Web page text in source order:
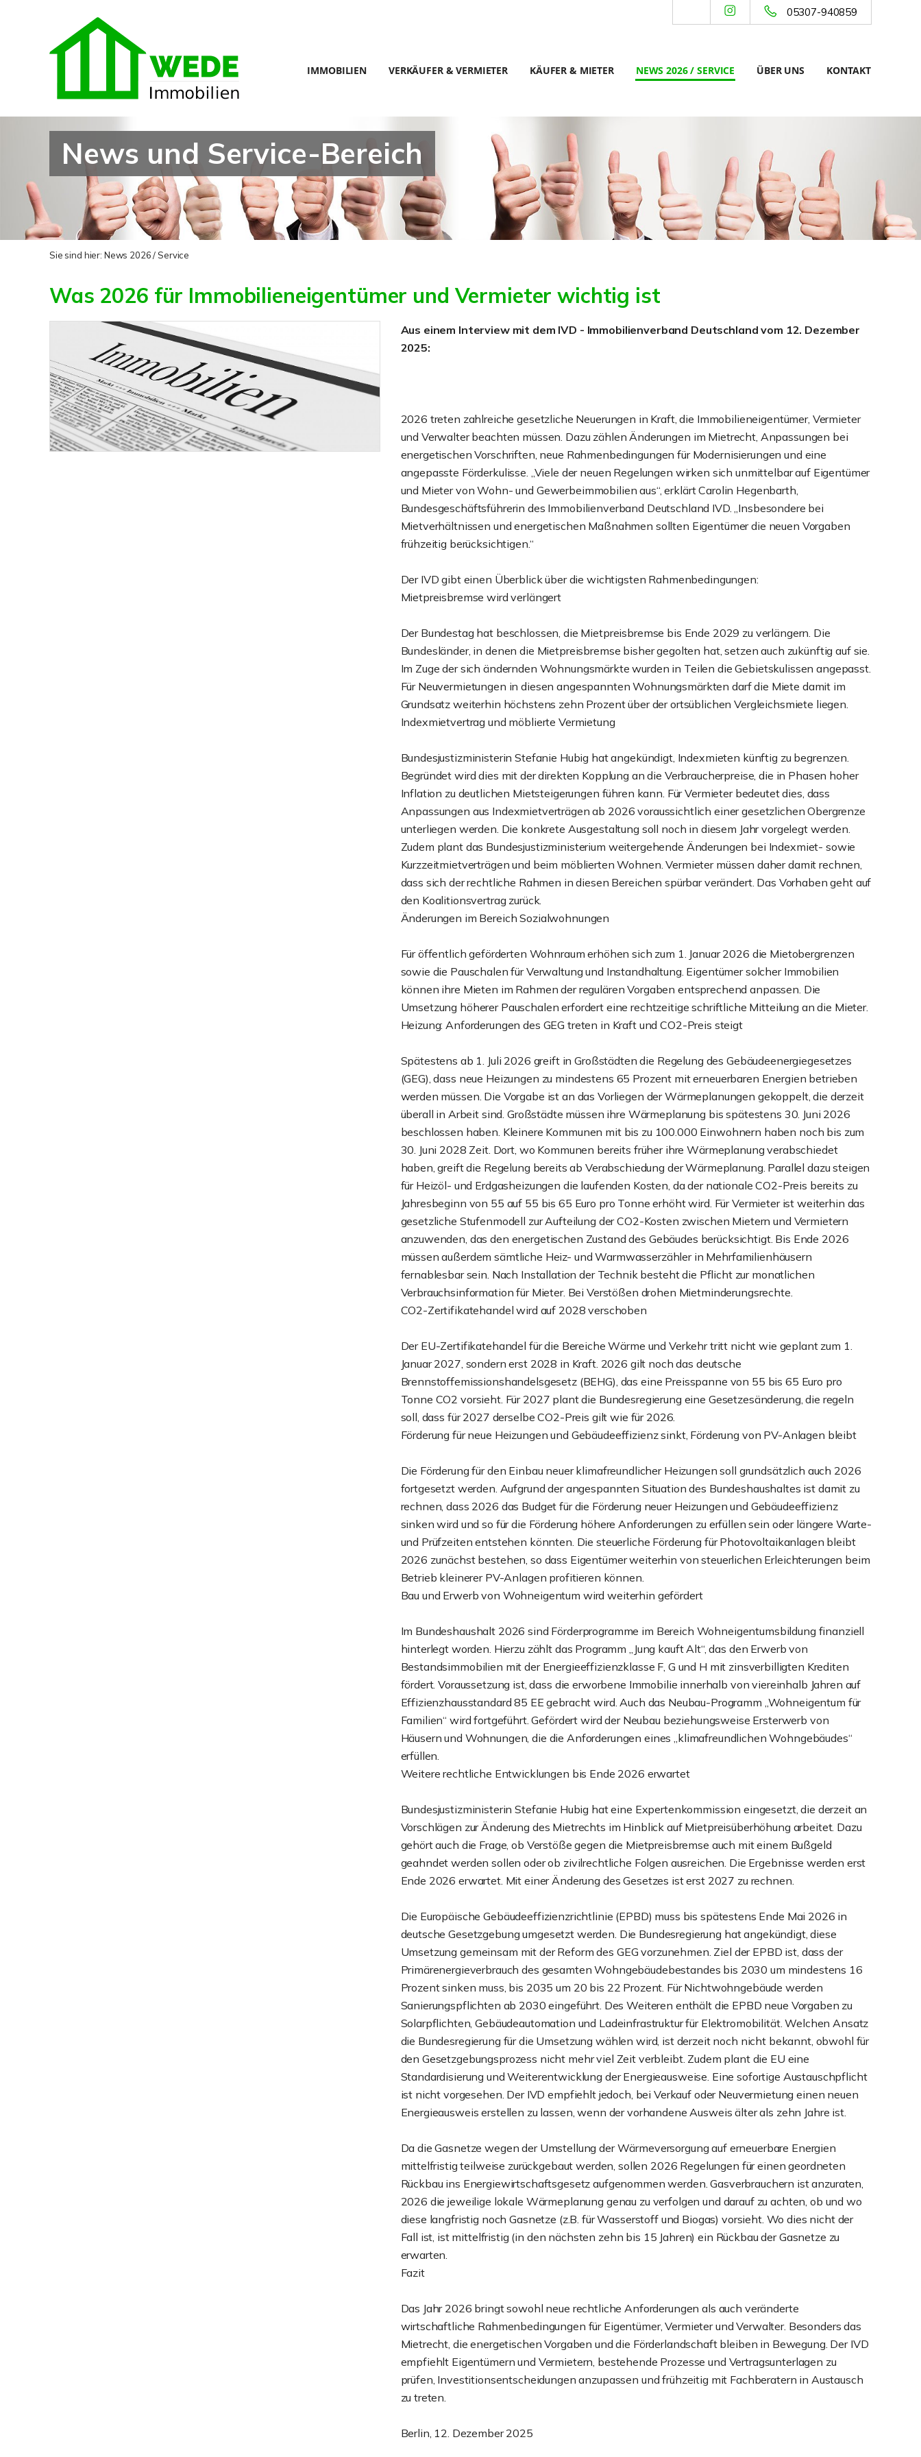
05307-940859
IMMOBILIEN VERKÄUFER & VERMIETER KÄUFER & MIETER NEWS 2026 / SERVICE ÜBER UNS KONTAKT
News und Service-Bereich
Sie sind hier: News 2026 / Service
Was 2026 für Immobilieneigentümer und Vermieter wichtig ist
Aus einem Interview mit dem IVD - Immobilienverband Deutschland vom 12. Dezember
2025:
2026 treten zahlreiche gesetzliche Neuerungen in Kraft, die Immobilieneigentümer, Vermieter
und Verwalter beachten müssen. Dazu zählen Änderungen im Mietrecht, Anpassungen bei
energetischen Vorschriften, neue Rahmenbedingungen für Modernisierungen und eine
angepasste Förderkulisse. „Viele der neuen Regelungen wirken sich unmittelbar auf Eigentümer
und Mieter von Wohn- und Gewerbeimmobilien aus“, erklärt Carolin Hegenbarth,
Bundesgeschäftsführerin des Immobilienverband Deutschland IVD. „Insbesondere bei
Mietverhältnissen und energetischen Maßnahmen sollten Eigentümer die neuen Vorgaben
frühzeitig berücksichtigen.“
Der IVD gibt einen Überblick über die wichtigsten Rahmenbedingungen:
Mietpreisbremse wird verlängert
Der Bundestag hat beschlossen, die Mietpreisbremse bis Ende 2029 zu verlängern. Die
Bundesländer, in denen die Mietpreisbremse bisher gegolten hat, setzen auch zukünftig auf sie.
Im Zuge der sich ändernden Wohnungsmärkte wurden in Teilen die Gebietskulissen angepasst.
Für Neuvermietungen in diesen angespannten Wohnungsmärkten darf die Miete damit im
Grundsatz weiterhin höchstens zehn Prozent über der ortsüblichen Vergleichsmiete liegen.
Indexmietvertrag und möblierte Vermietung
Bundesjustizministerin Stefanie Hubig hat angekündigt, Indexmieten künftig zu begrenzen.
Begründet wird dies mit der direkten Kopplung an die Verbraucherpreise, die in Phasen hoher
Inflation zu deutlichen Mietsteigerungen führen kann. Für Vermieter bedeutet dies, dass
Anpassungen aus Indexmietverträgen ab 2026 voraussichtlich einer gesetzlichen Obergrenze
unterliegen werden. Die konkrete Ausgestaltung soll noch in diesem Jahr vorgelegt werden.
Zudem plant das Bundesjustizministerium weitergehende Änderungen bei Indexmiet- sowie
Kurzzeitmietverträgen und beim möblierten Wohnen. Vermieter müssen daher damit rechnen,
dass sich der rechtliche Rahmen in diesen Bereichen spürbar verändert. Das Vorhaben geht auf
den Koalitionsvertrag zurück.
Änderungen im Bereich Sozialwohnungen
Für öffentlich geförderten Wohnraum erhöhen sich zum 1. Januar 2026 die Mietobergrenzen
sowie die Pauschalen für Verwaltung und Instandhaltung. Eigentümer solcher Immobilien
können ihre Mieten im Rahmen der regulären Vorgaben entsprechend anpassen. Die
Umsetzung höherer Pauschalen erfordert eine rechtzeitige schriftliche Mitteilung an die Mieter.
Heizung: Anforderungen des GEG treten in Kraft und CO2-Preis steigt
Spätestens ab 1. Juli 2026 greift in Großstädten die Regelung des Gebäudeenergiegesetzes
(GEG), dass neue Heizungen zu mindestens 65 Prozent mit erneuerbaren Energien betrieben
werden müssen. Die Vorgabe ist an das Vorliegen der Wärmeplanungen gekoppelt, die derzeit
überall in Arbeit sind. Großstädte müssen ihre Wärmeplanung bis spätestens 30. Juni 2026
beschlossen haben. Kleinere Kommunen mit bis zu 100.000 Einwohnern haben noch bis zum
30. Juni 2028 Zeit. Dort, wo Kommunen bereits früher ihre Wärmeplanung verabschiedet
haben, greift die Regelung bereits ab Verabschiedung der Wärmeplanung. Parallel dazu steigen
für Heizöl- und Erdgasheizungen die laufenden Kosten, da der nationale CO2-Preis bereits zu
Jahresbeginn von 55 auf 55 bis 65 Euro pro Tonne erhöht wird. Für Vermieter ist weiterhin das
gesetzliche Stufenmodell zur Aufteilung der CO2-Kosten zwischen Mietern und Vermietern
anzuwenden, das den energetischen Zustand des Gebäudes berücksichtigt. Bis Ende 2026
müssen außerdem sämtliche Heiz- und Warmwasserzähler in Mehrfamilienhäusern
fernablesbar sein. Nach Installation der Technik besteht die Pflicht zur monatlichen
Verbrauchsinformation für Mieter. Bei Verstößen drohen Mietminderungsrechte.
CO2-Zertifikatehandel wird auf 2028 verschoben
Der EU-Zertifikatehandel für die Bereiche Wärme und Verkehr tritt nicht wie geplant zum 1.
Januar 2027, sondern erst 2028 in Kraft. 2026 gilt noch das deutsche
Brennstoffemissionshandelsgesetz (BEHG), das eine Preisspanne von 55 bis 65 Euro pro
Tonne CO2 vorsieht. Für 2027 plant die Bundesregierung eine Gesetzesänderung, die regeln
soll, dass für 2027 derselbe CO2-Preis gilt wie für 2026.
Förderung für neue Heizungen und Gebäudeeffizienz sinkt, Förderung von PV-Anlagen bleibt
Die Förderung für den Einbau neuer klimafreundlicher Heizungen soll grundsätzlich auch 2026
fortgesetzt werden. Aufgrund der angespannten Situation des Bundeshaushaltes ist damit zu
rechnen, dass 2026 das Budget für die Förderung neuer Heizungen und Gebäudeeffizienz
sinken wird und so für die Förderung höhere Anforderungen zu erfüllen sein oder längere Warte-
und Prüfzeiten entstehen könnten. Die steuerliche Förderung für Photovoltaikanlagen bleibt
2026 zunächst bestehen, so dass Eigentümer weiterhin von steuerlichen Erleichterungen beim
Betrieb kleinerer PV-Anlagen profitieren können.
Bau und Erwerb von Wohneigentum wird weiterhin gefördert
Im Bundeshaushalt 2026 sind Förderprogramme im Bereich Wohneigentumsbildung finanziell
hinterlegt worden. Hierzu zählt das Programm „Jung kauft Alt“, das den Erwerb von
Bestandsimmobilien mit der Energieeffizienzklasse F, G und H mit zinsverbilligten Krediten
fördert. Voraussetzung ist, dass die erworbene Immobilie innerhalb von viereinhalb Jahren auf
Effizienzhausstandard 85 EE gebracht wird. Auch das Neubau-Programm „Wohneigentum für
Familien“ wird fortgeführt. Gefördert wird der Neubau beziehungsweise Ersterwerb von
Häusern und Wohnungen, die die Anforderungen eines „klimafreundlichen Wohngebäudes“
erfüllen.
Weitere rechtliche Entwicklungen bis Ende 2026 erwartet
Bundesjustizministerin Stefanie Hubig hat eine Expertenkommission eingesetzt, die derzeit an
Vorschlägen zur Änderung des Mietrechts im Hinblick auf Mietpreisüberhöhung arbeitet. Dazu
gehört auch die Frage, ob Verstöße gegen die Mietpreisbremse auch mit einem Bußgeld
geahndet werden sollen oder ob zivilrechtliche Folgen ausreichen. Die Ergebnisse werden erst
Ende 2026 erwartet. Mit einer Änderung des Gesetzes ist erst 2027 zu rechnen.
Die Europäische Gebäudeeffizienzrichtlinie (EPBD) muss bis spätestens Ende Mai 2026 in
deutsche Gesetzgebung umgesetzt werden. Die Bundesregierung hat angekündigt, diese
Umsetzung gemeinsam mit der Reform des GEG vorzunehmen. Ziel der EPBD ist, dass der
Primärenergieverbrauch des gesamten Wohngebäudebestandes bis 2030 um mindestens 16
Prozent sinken muss, bis 2035 um 20 bis 22 Prozent. Für Nichtwohngebäude werden
Sanierungspflichten ab 2030 eingeführt. Des Weiteren enthält die EPBD neue Vorgaben zu
Solarpflichten, Gebäudeautomation und Ladeinfrastruktur für Elektromobilität. Welchen Ansatz
die Bundesregierung für die Umsetzung wählen wird, ist derzeit noch nicht bekannt, obwohl für
den Gesetzgebungsprozess nicht mehr viel Zeit verbleibt. Zudem plant die EU eine
Standardisierung und Weiterentwicklung der Energieausweise. Eine sofortige Austauschpflicht
ist nicht vorgesehen. Der IVD empfiehlt jedoch, bei Verkauf oder Neuvermietung einen neuen
Energieausweis erstellen zu lassen, wenn der vorhandene Ausweis älter als zehn Jahre ist.
Da die Gasnetze wegen der Umstellung der Wärmeversorgung auf erneuerbare Energien
mittelfristig teilweise zurückgebaut werden, sollen 2026 Regelungen für einen geordneten
Rückbau ins Energiewirtschaftsgesetz aufgenommen werden. Gasverbrauchern ist anzuraten,
2026 die jeweilige lokale Wärmeplanung genau zu verfolgen und darauf zu achten, ob und wo
diese langfristig noch Gasnetze (z.B. für Wasserstoff und Biogas) vorsieht. Wo dies nicht der
Fall ist, ist mittelfristig (in den nächsten zehn bis 15 Jahren) ein Rückbau der Gasnetze zu
erwarten.
Fazit
Das Jahr 2026 bringt sowohl neue rechtliche Anforderungen als auch veränderte
wirtschaftliche Rahmenbedingungen für Eigentümer, Vermieter und Verwalter. Besonders das
Mietrecht, die energetischen Vorgaben und die Förderlandschaft bleiben in Bewegung. Der IVD
empfiehlt Eigentümern und Vermietern, bestehende Prozesse und Vertragsunterlagen zu
prüfen, Investitionsentscheidungen anzupassen und frühzeitig mit Fachberatern in Austausch
zu treten.
Berlin, 12. Dezember 2025